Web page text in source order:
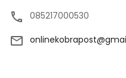
085217000530